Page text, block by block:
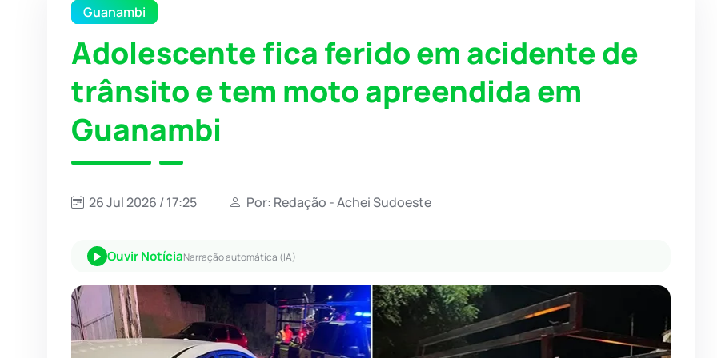
Guanambi
Adolescente fica ferido em acidente de
trânsito e tem moto apreendida em
Guanambi
26 Jul 2026 / 17:25 Por: Redação - Achei Sudoeste
Ouvir NotíciaNarração automática (IA)